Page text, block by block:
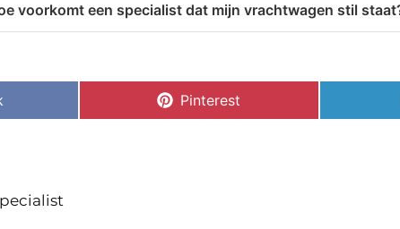
voorkomt een specialist dat mijn vrachtwagen stil
Pinterest